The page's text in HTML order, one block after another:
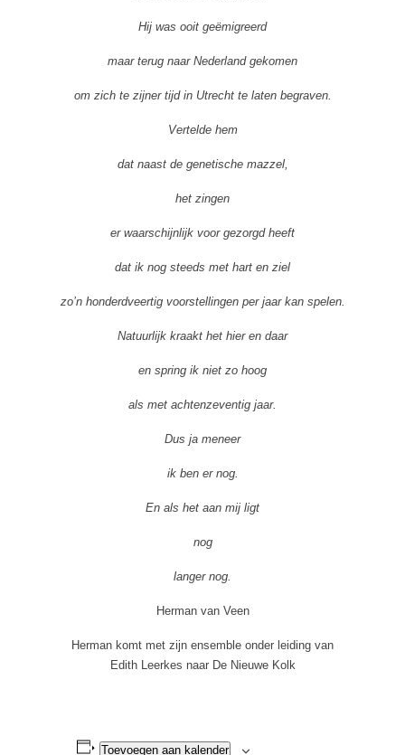
Hij was ooit geëmigreerd
maar terug naar Nederland gekomen
om zich te zijner tijd in Utrecht te laten begraven.
Vertelde hem
dat naast de genetische mazzel,
het zingen
er waarschijnlijk voor gezorgd heeft
dat ik nog steeds met hart en ziel
zo’n honderdveertig voorstellingen per jaar kan spelen.
Natuurlijk kraakt het hier en daar
en spring ik niet zo hoog
als met achtenzeventig jaar.
Dus ja meneer
ik ben er nog.
En als het aan mij ligt
nog
langer nog.
Herman van Veen
Herman komt met zijn ensemble onder leiding van
Edith Leerkes naar De Nieuwe Kolk
Toevoegen aan kalender